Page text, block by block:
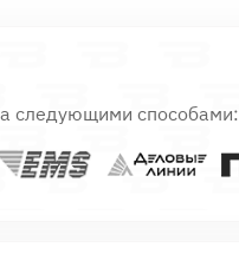
следующими способами: